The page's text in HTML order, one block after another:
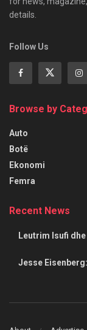
details.
Follow Us
Browse by
Auto
Botë
Ekonomi
Femra
Recent News
Leutrim Isufi
Jesse